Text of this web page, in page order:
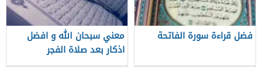
فضل قراءة سورة الفاتحة
معني سبحان الله و افضل
اذكار بعد صلاة الفجر